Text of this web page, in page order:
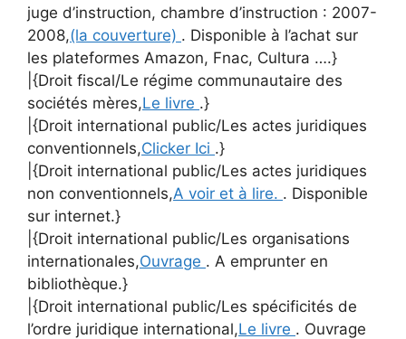
juge d’instruction, chambre d’instruction : 2007-
2008,(la couverture) . Disponible à l’achat sur
les plateformes Amazon, Fnac, Cultura ….}
|{Droit fiscal/Le régime communautaire des
sociétés mères,Le livre .}
|{Droit international public/Les actes juridiques
conventionnels,Clicker Ici .}
|{Droit international public/Les actes juridiques
non conventionnels,A voir et à lire. . Disponible
sur internet.}
|{Droit international public/Les organisations
internationales,Ouvrage . A emprunter en
bibliothèque.}
|{Droit international public/Les spécificités de
l’ordre juridique international,Le livre . Ouvrage